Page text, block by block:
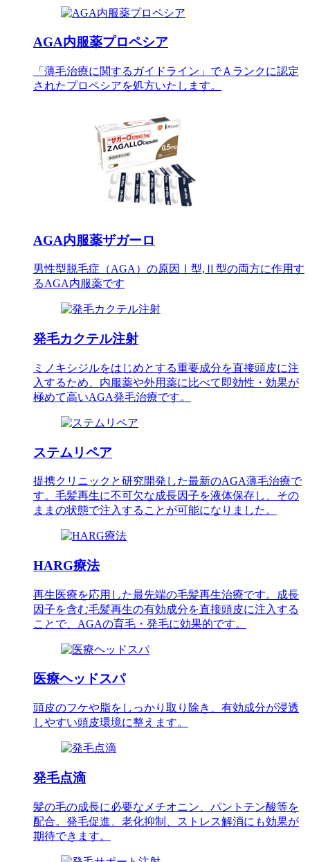
AGA内服薬プロペシア
「薄毛治療に関するガイドライン」でＡランクに認定
されたプロペシアを処方いたします。
AGA内服薬ザガーロ
男性型脱毛症（AGA）の原因Ⅰ型,Ⅱ型の両方に作用す
るAGA内服薬です
発毛カクテル注射
ミノキシジルをはじめとする重要成分を直接頭皮に注
入するため、内服薬や外用薬に比べて即効性・効果が
極めて高いAGA発毛治療です。
ステムリペア
提携クリニックと研究開発した最新のAGA薄毛治療で
す。毛髪再生に不可欠な成長因子を液体保存し、その
ままの状態で注入することが可能になりました。
HARG療法
再生医療を応用した最先端の毛髪再生治療です。成長
因子を含む毛髪再生の有効成分を直接頭皮に注入する
ことで、AGAの育毛・発毛に効果的です。
医療ヘッドスパ
頭皮のフケや脂をしっかり取り除き、有効成分が浸透
しやすい頭皮環境に整えます。
発毛点滴
髪の毛の成長に必要なメチオニン、パントテン酸等を
配合。発毛促進、老化抑制、ストレス解消にも効果が
期待できます。